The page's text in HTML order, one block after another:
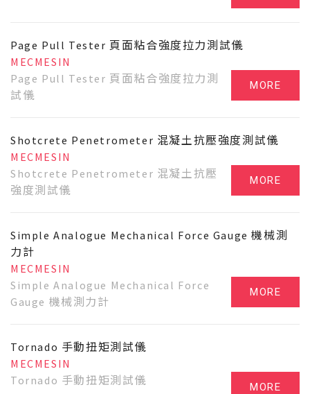
Page Pull Tester 頁面粘合強度拉力測試儀
MECMESIN
Page Pull Tester 頁面粘合強度拉力測
試儀
MORE
Shotcrete Penetrometer 混凝土抗壓強度測試儀
MECMESIN
Shotcrete Penetrometer 混凝土抗壓
強度測試儀
MORE
Simple Analogue Mechanical Force Gauge 機械測
力計
MECMESIN
Simple Analogue Mechanical Force
Gauge 機械測力計
MORE
Tornado 手動扭矩測試儀
MECMESIN
Tornado 手動扭矩測試儀
MORE